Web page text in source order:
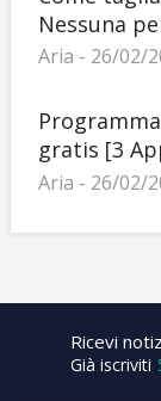
Nessuna
Aria - 26/02/
gratis [3
Aria - 26/02/
Ricevi
Già iscriviti